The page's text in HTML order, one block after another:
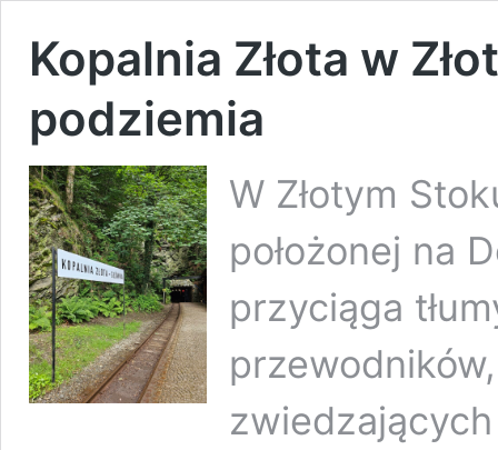
Kopalnia Złota w
podziemia
W Złotym
położonej na
przyciąga